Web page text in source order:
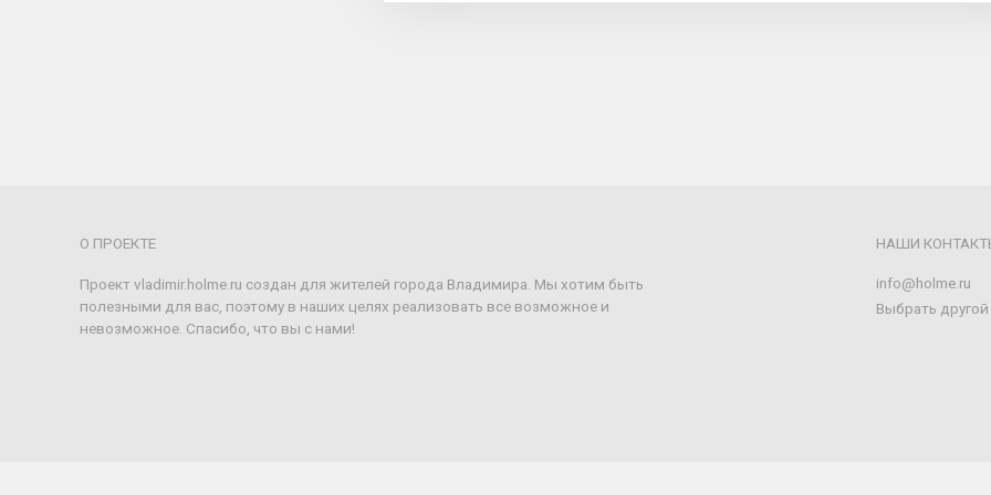
О ПРОЕКТЕ
Проект vladimir.holme.ru создан для жителей города Владимира. Мы хотим быть
полезными для вас, поэтому в наших целях реализовать все возможное и
невозможное. Спасибо, что вы с нами!
НАШИ
info@holme.ru
Выбрать другой